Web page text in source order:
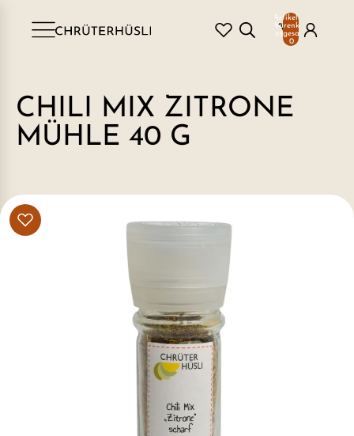
Artikel im
Warenkorb
insgesamt:
0
CHILI MIX ZITRONE
MÜHLE 40 G